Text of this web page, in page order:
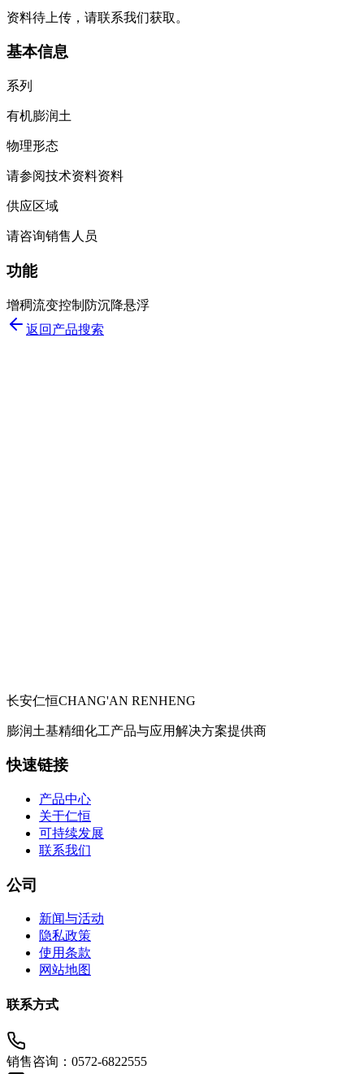
资料待上传，请联系我们获取。
基本信息
系列
有机膨润土
物理形态
请参阅技术资料资料
供应区域
请咨询销售人员
功能
增稠流变控制 防沉降悬浮
返回产品搜索
长安仁恒CHANG'AN RENHENG
膨润土基精细化工产品与应用解决方案提供商
快速链接
产品中心
关于仁恒
可持续发展
联系我们
公司
新闻与活动
隐私政策
使用条款
网站地图
联系方式
销售咨询：0572-6822555